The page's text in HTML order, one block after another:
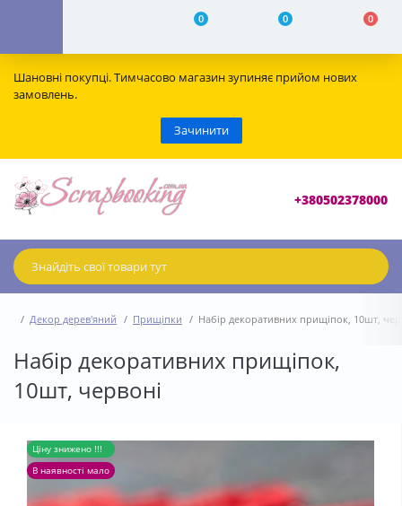
0 0 0
Шановні покупці. Тимчасово магазин зупиняє прийом нових
замовлень.
Зачинити
+380502378000
Декор дерев'яний Прищіпки Набір декоративних прищіпок, 10шт,
Набір декоративних прищіпок,
10шт, червоні
Ціну знижено !!!
В наявності мало